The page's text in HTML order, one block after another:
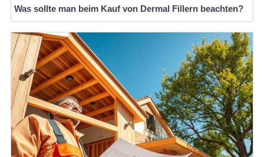
Was sollte man beim Kauf von Dermal Fillern beachten?